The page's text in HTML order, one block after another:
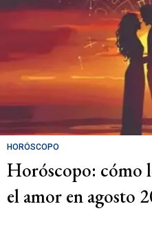
HORÓSCOPO
Horóscopo: cómo
el amor en agosto